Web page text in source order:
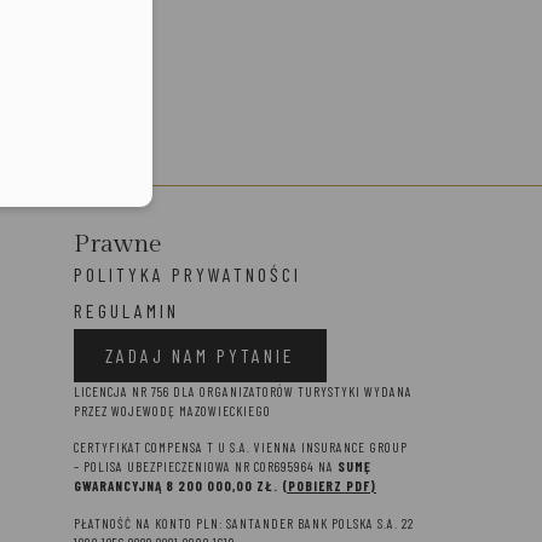
Prawne
POLITYKA PRYWATNOŚCI
REGULAMIN
ZADAJ NAM PYTANIE
LICENCJA NR 756 DLA ORGANIZATORÓW TURYSTYKI WYDANA
PRZEZ WOJEWODĘ MAZOWIECKIEGO
CERTYFIKAT COMPENSA T U S.A. VIENNA INSURANCE GROUP
– POLISA UBEZPIECZENIOWA NR COR695964 NA SUMĘ
GWARANCYJNĄ 8 200 000,00 ZŁ. (POBIERZ PDF)
PŁATNOŚĆ NA KONTO PLN: SANTANDER BANK POLSKA S.A. 22